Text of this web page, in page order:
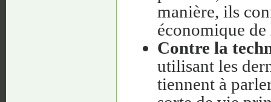
manière, ils
économique
Contre la
utilisant les
tiennent à